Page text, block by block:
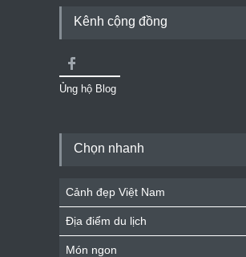
Kênh cộng đồng
Ủng hộ Blog
Chọn nhanh
Cảnh đẹp Việt Nam
Địa điểm du lịch
Món ngon